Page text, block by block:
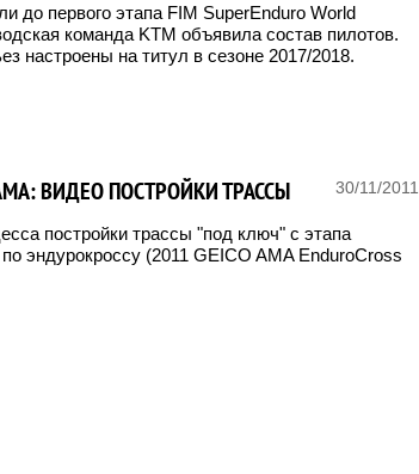
до первого этапа FIM SuperEnduro World
команда KTM объявила состав пилотов.
настроены на титул в сезоне 2017/2018.
30/11/2011
AMA: ВИДЕО ПОСТРОЙКИ ТРАССЫ
постройки трассы "под ключ" с этапа
эндурокроссу (2011 GEICO AMA EnduroCross